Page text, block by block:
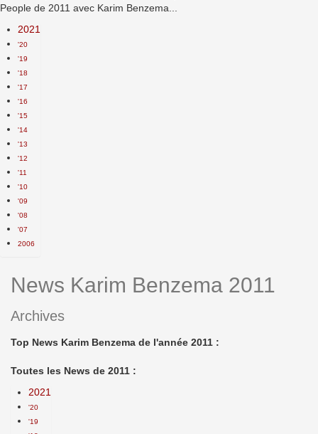
People de 2011 avec Karim Benzema...
2021
'20
'19
'18
'17
'16
'15
'14
'13
'12
'11
'10
'09
'08
'07
2006
News Karim Benzema 2011
Archives
Top News Karim Benzema de l'année 2011 :
Toutes les News de 2011 :
2021
'20
'19